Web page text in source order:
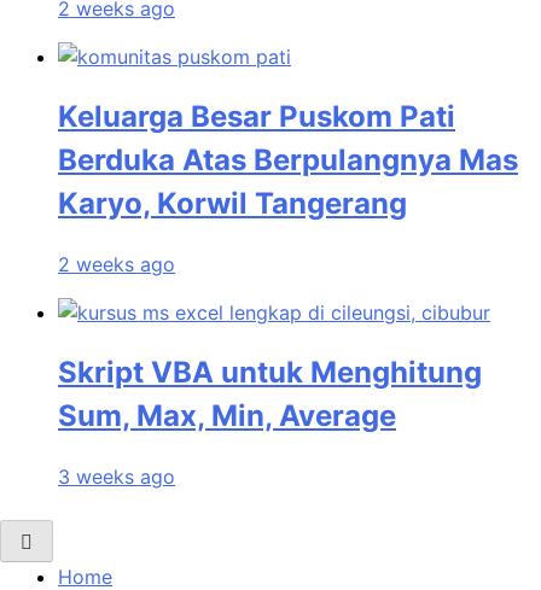
2 weeks ago
Keluarga Besar Puskom Pati
Berduka Atas Berpulangnya Mas
Karyo, Korwil Tangerang
2 weeks ago
Skript VBA untuk Menghitung
Sum, Max, Min, Average
3 weeks ago
Home